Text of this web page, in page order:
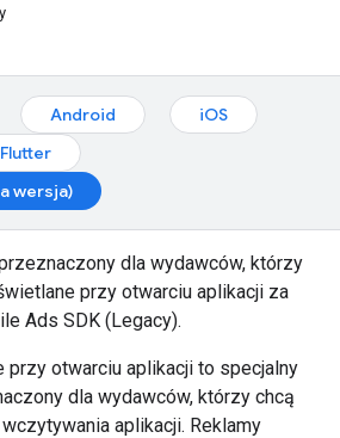
Android
iOS
Flutter
wersja)
dla wydawców, którzy
przy otwarciu aplikacji za
Ads SDK (Legacy).
przy otwarciu aplikacji to specjalny
dla wydawców, którzy chcą
aplikacji. Reklamy